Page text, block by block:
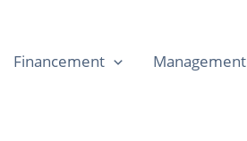
Financement Management